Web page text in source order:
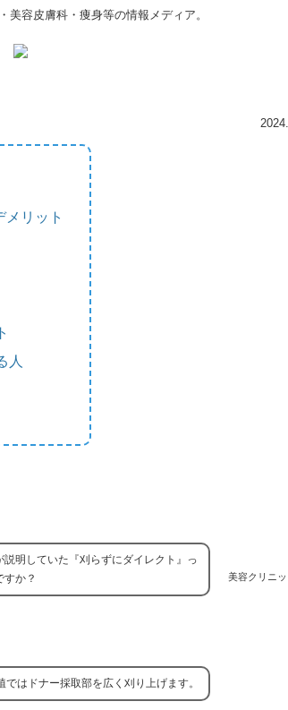
美容皮膚科・痩身等の情報メディア。
リット
人
美容クリニ
説明していた『刈らずにダイレクト』っ
すか？
はドナー採取部を広く刈り上げます。